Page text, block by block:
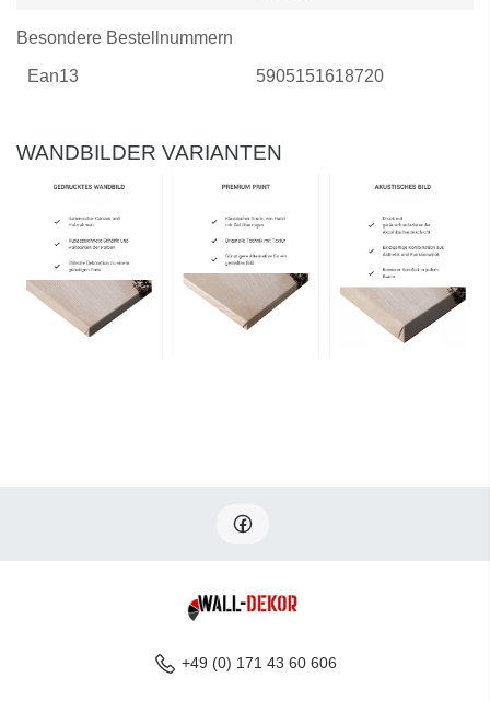
Besondere Bestellnummern
Ean13 5905151618720
WANDBILDER VARIANTEN
+49 (0) 171 43 60 606